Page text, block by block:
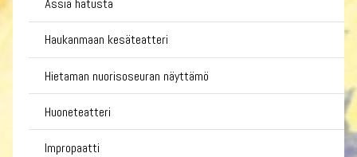
Ässiä hatusta
Haukanmaan kesäteatteri
Hietaman nuorisoseuran näyttämö
Huoneteatteri
Impropaatti